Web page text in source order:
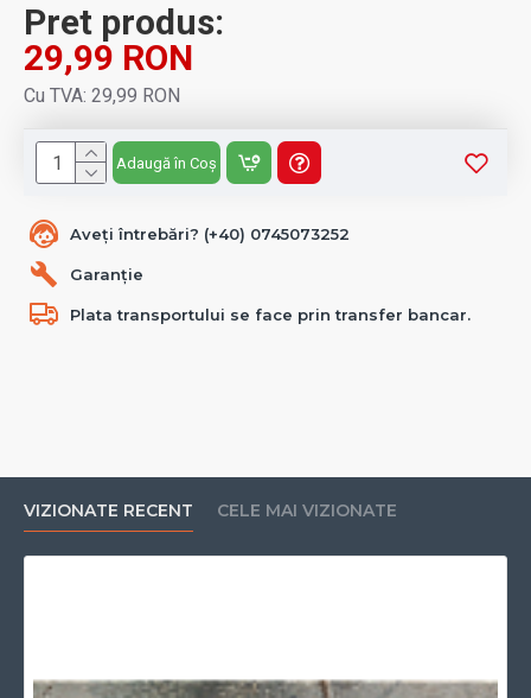
Aveți întrebări? (+40) 0745073252
Garanție
Plata transportului se face prin transfer bancar.
Pret produs:
29,99 RON
Cu TVA: 29,99 RON
Adaugă în Coș
VIZIONATE RECENT CELE MAI VIZIONATE